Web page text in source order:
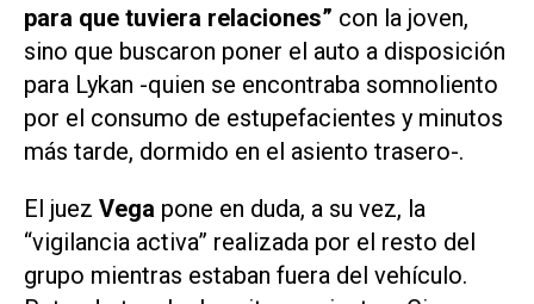
para que tuviera relaciones” con la joven,
sino que buscaron poner el auto a disposición
para Lykan -quien se encontraba somnoliento
por el consumo de estupefacientes y minutos
más tarde, dormido en el asiento trasero-.
El juez Vega pone en duda, a su vez, la
“vigilancia activa” realizada por el resto del
grupo mientras estaban fuera del vehículo.